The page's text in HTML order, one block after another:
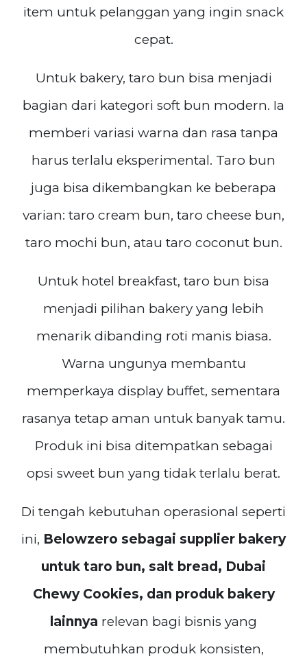
item untuk pelanggan yang ingin snack
cepat.
Untuk bakery, taro bun bisa menjadi
bagian dari kategori soft bun modern. Ia
memberi variasi warna dan rasa tanpa
harus terlalu eksperimental. Taro bun
juga bisa dikembangkan ke beberapa
varian: taro cream bun, taro cheese bun,
taro mochi bun, atau taro coconut bun.
Untuk hotel breakfast, taro bun bisa
menjadi pilihan bakery yang lebih
menarik dibanding roti manis biasa.
Warna ungunya membantu
memperkaya display buffet, sementara
rasanya tetap aman untuk banyak tamu.
Produk ini bisa ditempatkan sebagai
opsi sweet bun yang tidak terlalu berat.
Di tengah kebutuhan operasional seperti
ini, Belowzero sebagai supplier bakery
untuk taro bun, salt bread, Dubai
Chewy Cookies, dan produk bakery
lainnya relevan bagi bisnis yang
membutuhkan produk konsisten,